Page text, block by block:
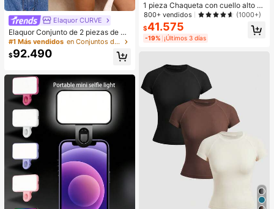
Elaquor CURVE
Elaquor Conjunto de 2 piezas de de
nim azul oscuro de verano para muj
er talla grande, top casual de mang
a corta con cuello en V y abotonad
denim de algodón cómodos
#1 Más vendidos en Conjuntos de dos piezas de mezclilla de talla g
$92.490
1 pieza Chaqueta con cuello alto m
oldeadora para mujer, adecuada pa
ra yoga y uso diario, blanca de prim
avera para deportes de otoño
800+ vendidos (1000+)
$41.575
-19% ¡Últimos 3 días